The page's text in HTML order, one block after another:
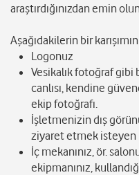
araştırdığınızdan emin
Aşağıdakilerin bir
Logonuz
Vesikalık fotoğraf gibi
canlısı, kendine
ekip fotoğrafı.
İşletmenizin dış
ziyaret etmek isteyen
İç mekanınız, ör.
ekipmanınız,